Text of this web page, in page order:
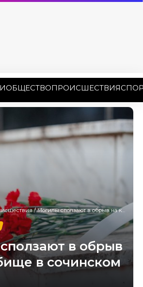
ОБЩЕСТВОПРОИСШЕСТВИЯ
/Могилы сползают в обрыв на кладбище в сочинском селе
в обрыв
в сочинском